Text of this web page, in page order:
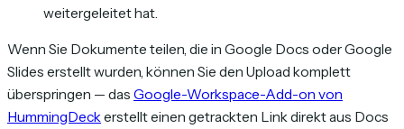
weitergeleitet hat.
Wenn Sie Dokumente teilen, die in Google Docs oder Google
Slides erstellt wurden, können Sie den Upload komplett
überspringen — das Google-Workspace-Add-on von
HummingDeckerstellt einen getrackten Link direkt aus Docs